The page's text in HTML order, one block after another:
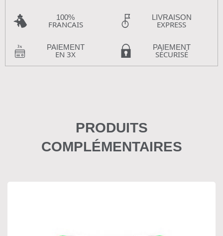
100%
FRANCAIS
LIVRAISON
EXPRESS
PAIEMENT
EN 3X
PAIEMENT
SÉCURISÉ
PRODUITS
COMPLÉMENTAIRES